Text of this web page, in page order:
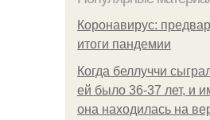
Коронавирус:
итоги пандемии
Когда беллуччи
ей было 36-37 лет, и
она находилась на